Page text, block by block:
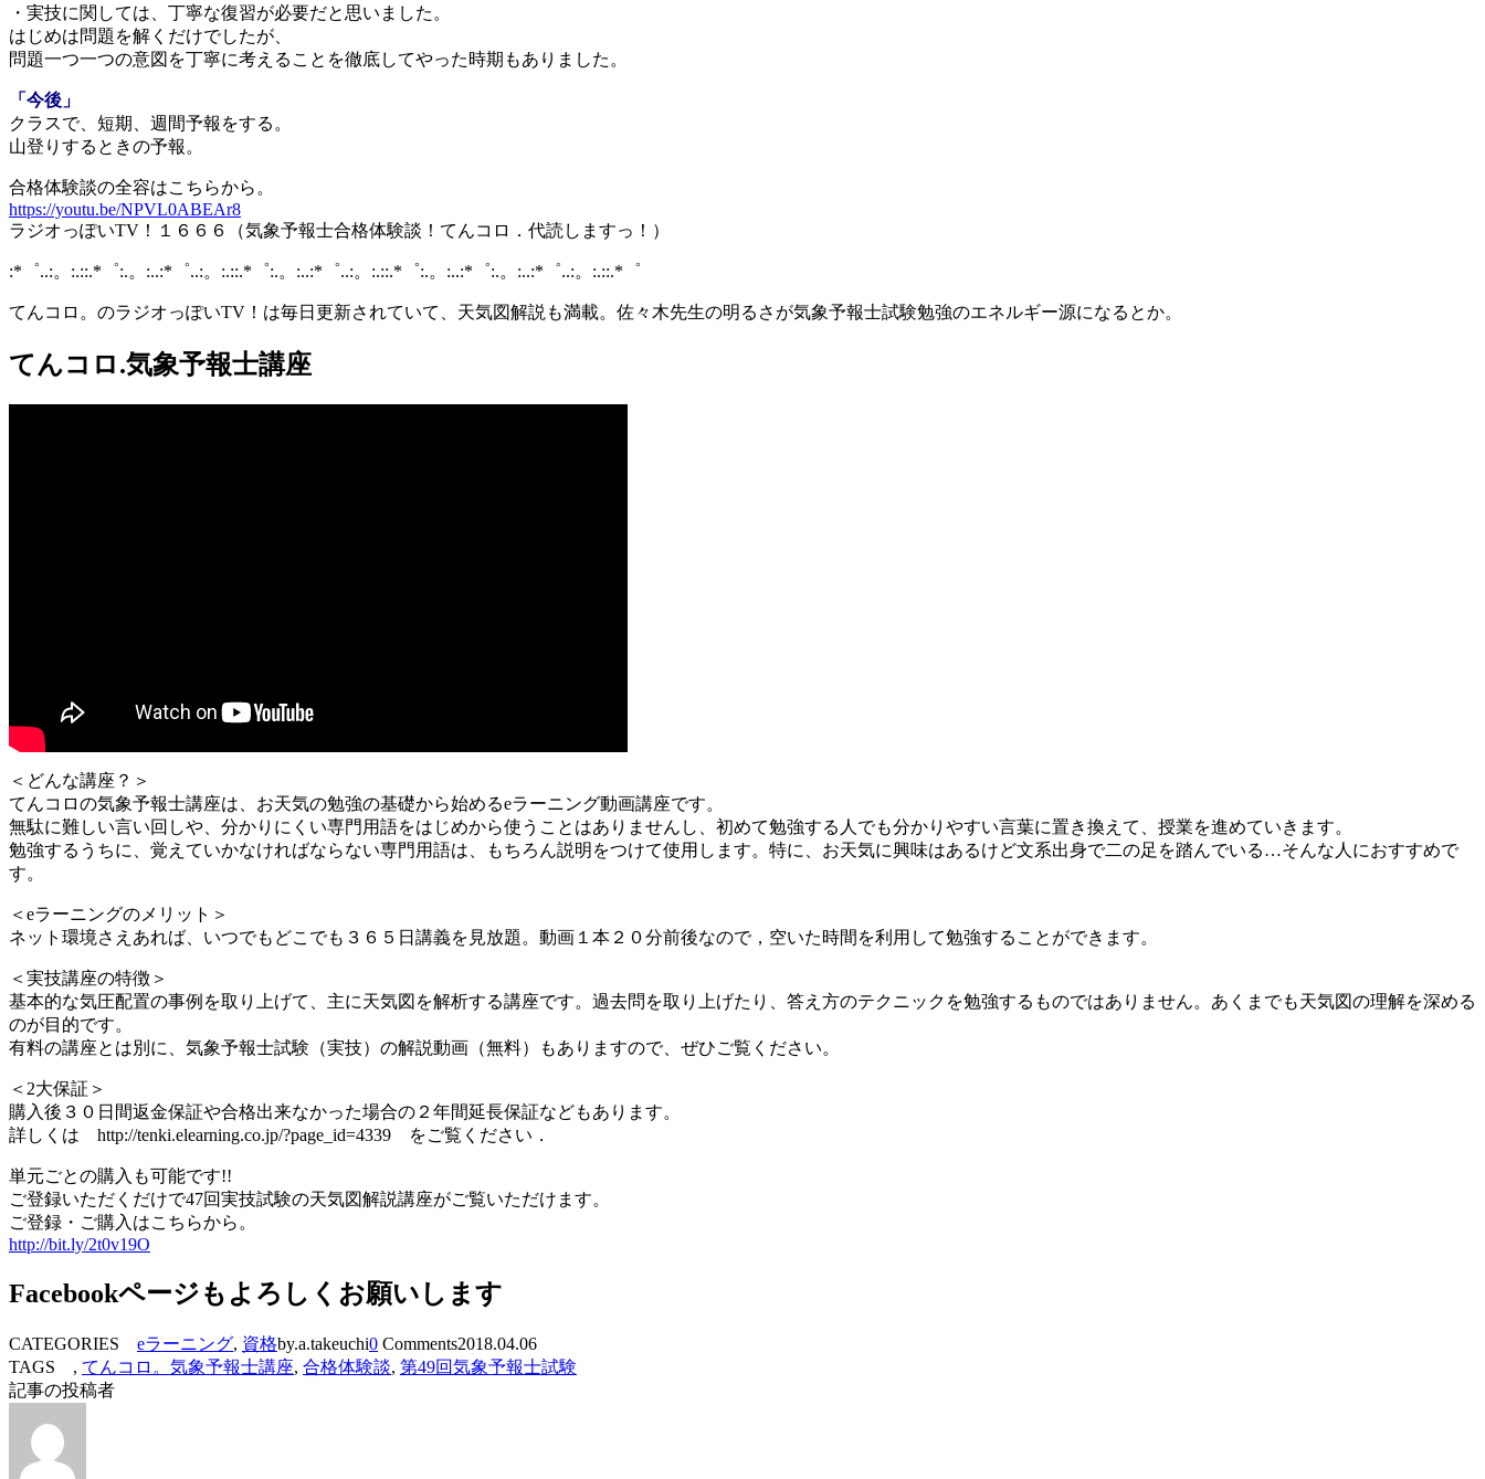
・実技に関しては、丁寧な復習が必要だと思いました。
はじめは問題を解くだけでしたが、
問題一つ一つの意図を丁寧に考えることを徹底してやった時期もありました。
「今後」
クラスで、短期、週間予報をする。
山登りするときの予報。
合格体験談の全容はこちらから。
https://youtu.be/NPVL0ABEAr8
ラジオっぽいTV！１６６６（気象予報士合格体験談！てんコロ．代読しますっ！）
:*゜..:。:.::.*゜:.。:..:*゜..:。:.::.*゜:.。:..:*゜..:。:.::.*゜:.。:..:*゜:.。:..:*゜..:。:.::.*゜
てんコロ。のラジオっぽいTV！は毎日更新されていて、天気図解説も満載。佐々木先生の明るさが気象予報士試験勉強のエネルギー源になるとか。
てんコロ.気象予報士講座
＜どんな講座？＞
てんコロの気象予報士講座は、お天気の勉強の基礎から始めるeラーニング動画講座です。
無駄に難しい言い回しや、分かりにくい専門用語をはじめから使うことはありませんし、初めて勉強する人でも分かりやすい言葉に置き換えて、授業を進めていきます。
勉強するうちに、覚えていかなければならない専門用語は、もちろん説明をつけて使用します。特に、お天気に興味はあるけど文系出身で二の足を踏んでいる…そんな人におすすめで
す。
＜eラーニングのメリット＞
ネット環境さえあれば、いつでもどこでも３６５日講義を見放題。動画１本２０分前後なので，空いた時間を利用して勉強することができます。
＜実技講座の特徴＞
基本的な気圧配置の事例を取り上げて、主に天気図を解析する講座です。過去問を取り上げたり、答え方のテクニックを勉強するものではありません。あくまでも天気図の理解を深める
のが目的です。
有料の講座とは別に、気象予報士試験（実技）の解説動画（無料）もありますので、ぜひご覧ください。
＜2大保証＞
購入後３０日間返金保証や合格出来なかった場合の２年間延長保証などもあります。
詳しくは http://tenki.elearning.co.jp/?page_id=4339 をご覧ください．
単元ごとの購入も可能です!!
ご登録いただくだけで47回実技試験の天気図解説講座がご覧いただけます。
ご登録・ご購入はこちらから。
http://bit.ly/2t0v19O
Facebookページもよろしくお願いします
CATEGORIES eラーニング, 資格by.a.takeuchi0 Comments2018.04.06
TAGS , てんコロ。気象予報士講座, 合格体験談, 第49回気象予報士試験
記事の投稿者